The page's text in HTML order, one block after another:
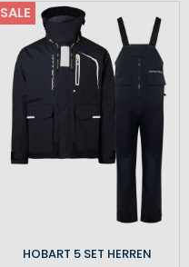
SALE
HOBART 5 SET HERREN